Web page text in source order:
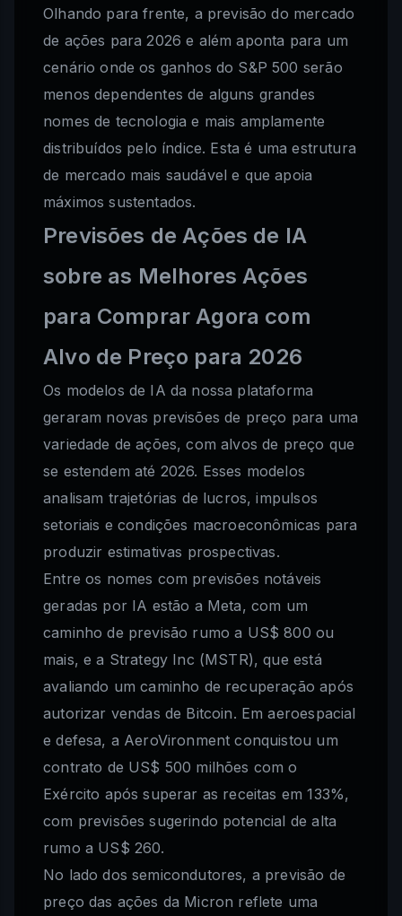
Olhando para frente, a previsão do mercado
de ações para 2026 e além aponta para um
cenário onde os ganhos do S&P 500 serão
menos dependentes de alguns grandes
nomes de tecnologia e mais amplamente
distribuídos pelo índice. Esta é uma estrutura
de mercado mais saudável e que apoia
máximos sustentados.
Previsões de Ações de IA
sobre as Melhores Ações
para Comprar Agora com
Alvo de Preço para 2026
Os modelos de IA da nossa plataforma
geraram novas previsões de preço para uma
variedade de ações, com alvos de preço que
se estendem até 2026. Esses modelos
analisam trajetórias de lucros, impulsos
setoriais e condições macroeconômicas para
produzir estimativas prospectivas.
Entre os nomes com previsões notáveis
geradas por IA estão a Meta, com um
caminho de previsão rumo a US$ 800 ou
mais, e a Strategy Inc (MSTR), que está
avaliando um caminho de recuperação após
autorizar vendas de Bitcoin. Em aeroespacial
e defesa, a AeroVironment conquistou um
contrato de US$ 500 milhões com o
Exército após superar as receitas em 133%,
com previsões sugerindo potencial de alta
rumo a US$ 260.
No lado dos semicondutores, a previsão de
preço das ações da Micron reflete uma